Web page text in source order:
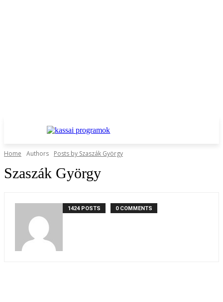
Home Authors Posts by Szaszák György
Szaszák György
1424 POSTS 0 COMMENTS